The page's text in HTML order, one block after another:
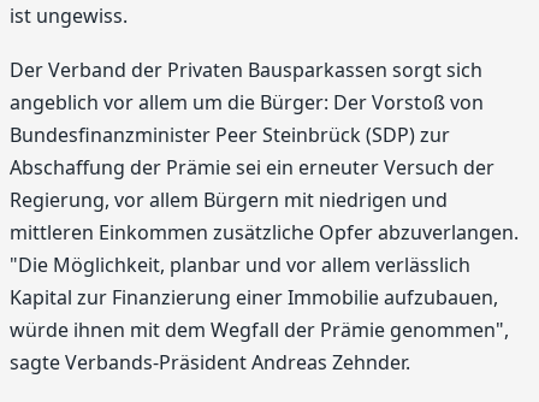
ist ungewiss.
Der Verband der Privaten Bausparkassen sorgt sich
angeblich vor allem um die Bürger: Der Vorstoß von
Bundesfinanzminister Peer Steinbrück (SDP) zur
Abschaffung der Prämie sei ein erneuter Versuch der
Regierung, vor allem Bürgern mit niedrigen und
mittleren Einkommen zusätzliche Opfer abzuverlangen.
"Die Möglichkeit, planbar und vor allem verlässlich
Kapital zur Finanzierung einer Immobilie aufzubauen,
würde ihnen mit dem Wegfall der Prämie genommen",
sagte Verbands-Präsident Andreas Zehnder.